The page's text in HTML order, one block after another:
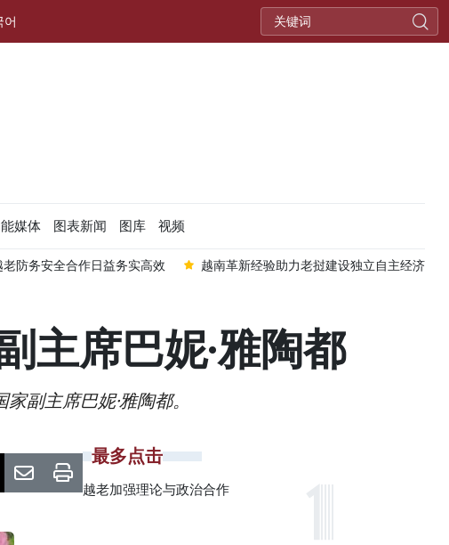
어
媒体 图表新闻 图库 视频
益务实高效 越南革新经验助力老挝建设独立自主经济 越马防务关
主席巴妮·雅陶都
副主席巴妮·雅陶都。
最多点击
越老加强理论与政治合作